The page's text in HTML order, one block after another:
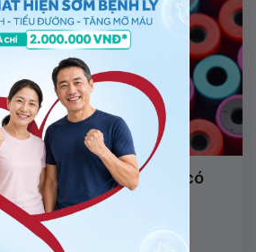
kèm chỉ số LDL cao có